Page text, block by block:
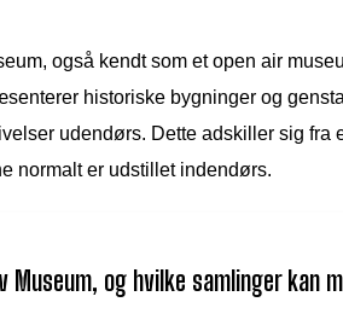
også kendt som et open air
historiske bygninger og
udendørs. Dette adskiller sig fra
normalt er udstillet indendørs.
Museum, og hvilke samlinger kan